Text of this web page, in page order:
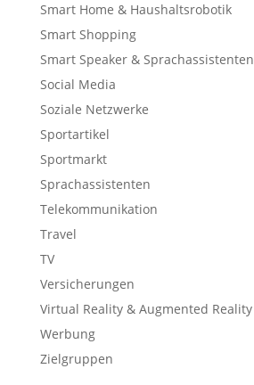
Smart Home & Haushaltsrobotik
Smart Shopping
Smart Speaker & Sprachassistenten
Social Media
Soziale Netzwerke
Sportartikel
Sportmarkt
Sprachassistenten
Telekommunikation
Travel
TV
Versicherungen
Virtual Reality & Augmented Reality
Werbung
Zielgruppen